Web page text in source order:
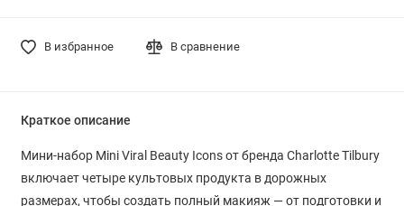
В избранное В сравнение
Краткое описание
Мини-набор Mini Viral Beauty Icons от бренда Charlotte Tilbury
включает четыре культовых продукта в дорожных
размерах, чтобы создать полный макияж — от подготовки и